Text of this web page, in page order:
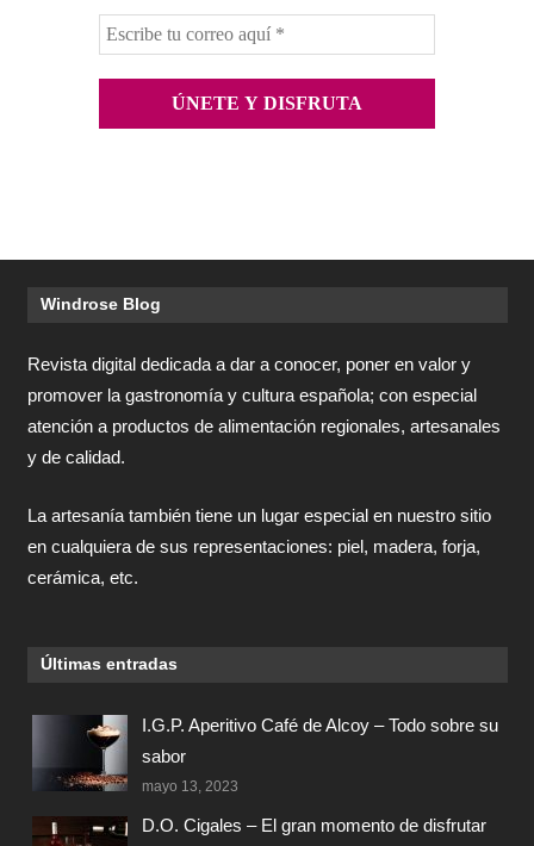
Windrose Blog
Revista digital dedicada a dar a conocer, poner en valor y
promover la gastronomía y cultura española; con especial
atención a productos de alimentación regionales, artesanales
y de calidad.
La artesanía también tiene un lugar especial en nuestro sitio
en cualquiera de sus representaciones: piel, madera, forja,
cerámica, etc.
Últimas entradas
I.G.P. Aperitivo Café de Alcoy – Todo sobre su
sabor
mayo 13, 2023
D.O. Cigales – El gran momento de disfrutar